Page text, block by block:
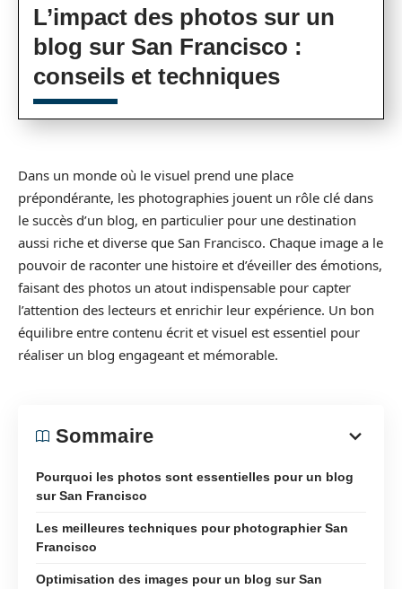
L’impact des photos sur un
blog sur San Francisco :
conseils et techniques
Dans un monde où le visuel prend une place
prépondérante, les photographies jouent un rôle clé dans
le succès d’un blog, en particulier pour une destination
aussi riche et diverse que San Francisco. Chaque image a le
pouvoir de raconter une histoire et d’éveiller des émotions,
faisant des photos un atout indispensable pour capter
l’attention des lecteurs et enrichir leur expérience. Un bon
équilibre entre contenu écrit et visuel est essentiel pour
réaliser un blog engageant et mémorable.
Sommaire
Pourquoi les photos sont essentielles pour un blog
sur San Francisco
Les meilleures techniques pour photographier San
Francisco
Optimisation des images pour un blog sur San